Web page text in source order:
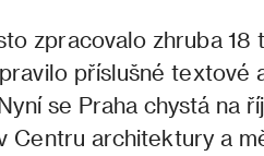
zpracovalo zhruba 18
příslušné textové
se Praha chystá na
Centru architektury a